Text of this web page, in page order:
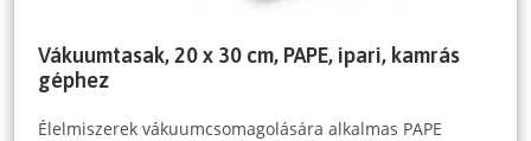
Vákuumtasak, 20 x 30 cm, PAPE, ipari, kamrás
géphez
Élelmiszerek vákuumcsomagolására alkalmas PAPE